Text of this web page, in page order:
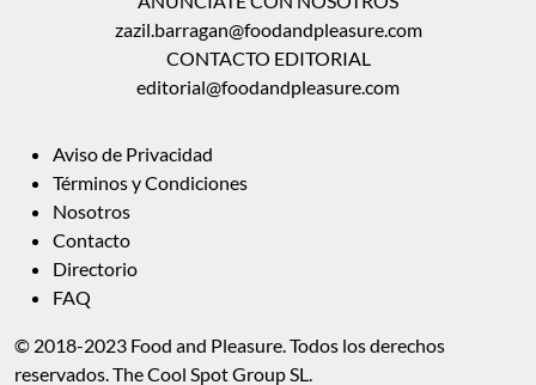
AVISO DE PRIVACIDAD
NOSOTROS
© 2018-2023 Food and Pleasure. Todos los derechos reservados. The Cool Spot Group